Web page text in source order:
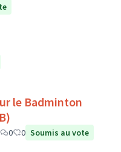
le Badminton
0 0 Soumis au vote